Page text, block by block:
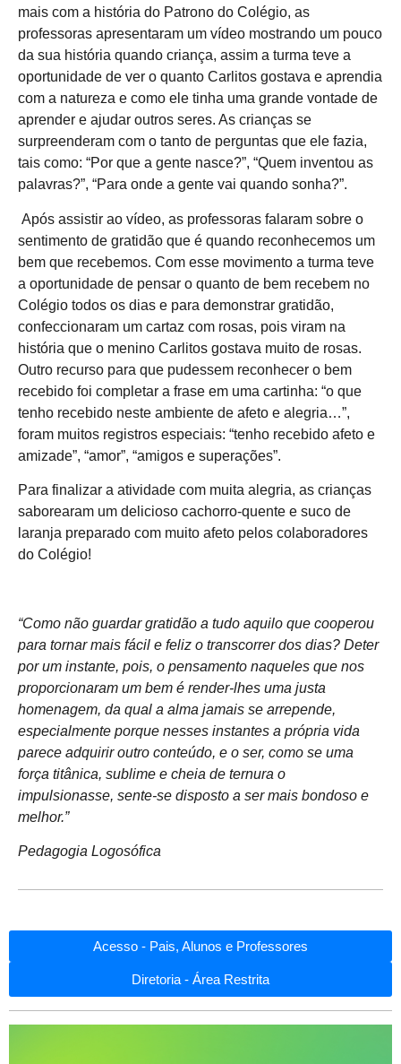
mais com a história do Patrono do Colégio, as
professoras apresentaram um vídeo mostrando um pouco
da sua história quando criança, assim a turma teve a
oportunidade de ver o quanto Carlitos gostava e aprendia
com a natureza e como ele tinha uma grande vontade de
aprender e ajudar outros seres. As crianças se
surpreenderam com o tanto de perguntas que ele fazia,
tais como: “Por que a gente nasce?”, “Quem inventou as
palavras?”, “Para onde a gente vai quando sonha?”.
Após assistir ao vídeo, as professoras falaram sobre o
sentimento de gratidão que é quando reconhecemos um
bem que recebemos. Com esse movimento a turma teve
a oportunidade de pensar o quanto de bem recebem no
Colégio todos os dias e para demonstrar gratidão,
confeccionaram um cartaz com rosas, pois viram na
história que o menino Carlitos gostava muito de rosas.
Outro recurso para que pudessem reconhecer o bem
recebido foi completar a frase em uma cartinha: “o que
tenho recebido neste ambiente de afeto e alegria…”,
foram muitos registros especiais: “tenho recebido afeto e
amizade”, “amor”, “amigos e superações”.
Para finalizar a atividade com muita alegria, as crianças
saborearam um delicioso cachorro-quente e suco de
laranja preparado com muito afeto pelos colaboradores
do Colégio!
“Como não guardar gratidão a tudo aquilo que cooperou
para tornar mais fácil e feliz o transcorrer dos dias? Deter
por um instante, pois, o pensamento naqueles que nos
proporcionaram um bem é render-lhes uma justa
homenagem, da qual a alma jamais se arrepende,
especialmente porque nesses instantes a própria vida
parece adquirir outro conteúdo, e o ser, como se uma
força titânica, sublime e cheia de ternura o
impulsionasse, sente-se disposto a ser mais bondoso e
melhor.”
Pedagogia Logosófica
Acesso - Pais, Alunos e Professores
Diretoria - Área Restrita